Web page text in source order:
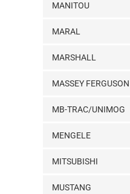
MANITOU
MARAL
MARSHALL
MASSEY FERGUSON
MB-TRAC/UNIMOG
MENGELE
MITSUBISHI
MUSTANG